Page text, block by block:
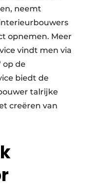
neemt
opnemen. Meer
vindt men via
op de
biedt de
talrijke
creëren van